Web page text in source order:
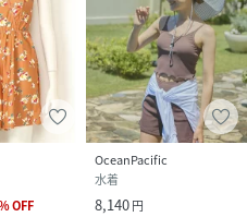
OFF
OceanPacific
水着
8,140円